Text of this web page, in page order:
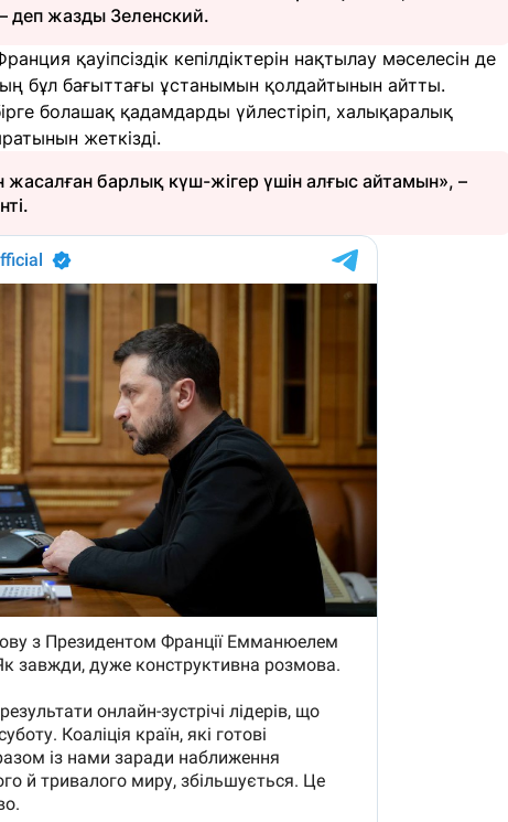
деп жазды Зеленский.
қауіпсіздік кепілдіктерін нақтылау мәселесін де
бұл бағыттағы ұстанымын қолдайтынын айтты.
болашақ қадамдарды үйлестіріп, халықаралық
жеткізді.
жасалған барлық күш-жігер үшін алғыс айтамын», –